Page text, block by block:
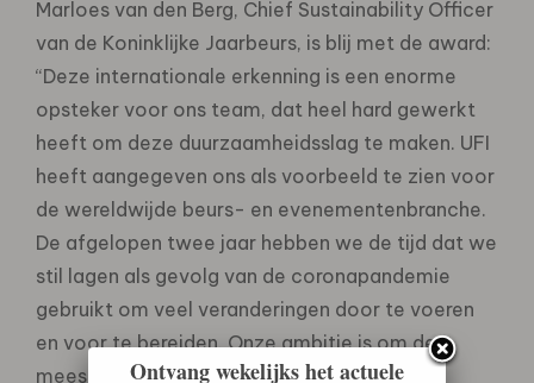
Marloes van den Berg, Chief Sustainability Officer
van de Koninklijke Jaarbeurs, is blij met de award:
“Deze internationale erkenning is een enorme
opsteker voor ons team, dat heel hard gewerkt
heeft om deze duurzaamheidsslag te maken. UFI
heeft aangegeven ons als voorbeeld te zien voor
de wereldwijde beurs- en evenementenbranche.
De afgelopen twee jaar hebben we de tijd dat we
stil lagen als gevolg van de coronapandemie
gebruikt om veel veranderingen door te voeren
en voor te bereiden. Onze ambitie is om de
meest duurzame evenementenlocatie van
Ontvang wekelijks het actuele